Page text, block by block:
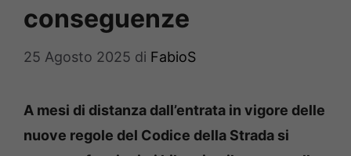
conseguenze
25 Agosto 2025 di FabioS
A mesi di distanza dall’entrata in vigore delle
nuove regole del Codice della Strada si